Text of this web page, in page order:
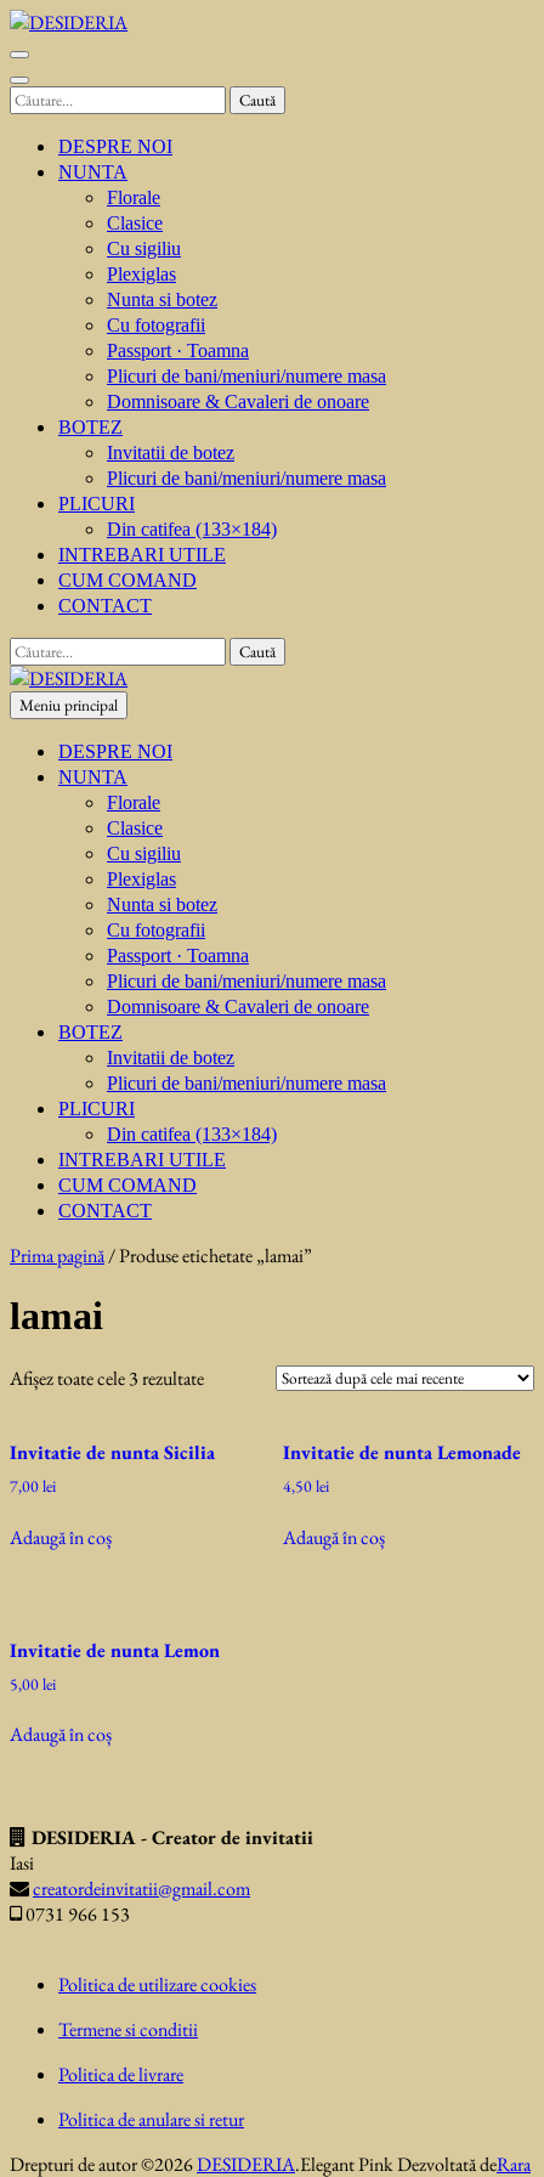
Sari
la
conținut
(apasă
Caută
DESPRE NOI
NUNTA
Florale
Clasice
Cu sigiliu
Plexiglas
Nunta si botez
Cu fotografii
Passport · Toamna
Plicuri de bani/meniuri/numere masa
Domnisoare & Cavaleri de onoare
BOTEZ
Invitatii de botez
Plicuri de bani/meniuri/numere masa
PLICURI
Din catifea (133×184)
INTREBARI UTILE
CUM COMAND
CONTACT
Caută
după:
DESIDERIA
Creator de invitati
Meniu principal
DESPRE NOI
NUNTA
Florale
Clasice
Cu sigiliu
Plexiglas
Nunta si botez
Cu fotografii
Passport · Toamna
Plicuri de bani/meniuri/numere masa
Domnisoare & Cavaleri de onoare
BOTEZ
Invitatii de botez
Plicuri de bani/meniuri/numere masa
PLICURI
Din catifea (133×184)
INTREBARI UTILE
CUM COMAND
CONTACT
Prima pagină/ Produse etichetate „lamai”
lamai
Afișez toate cele 3 rezultateSortat
mai
Invitatie de nunta Sicilia
7,00lei
Adaugă în coș
Invitatie de nunta Lemonade
4,50lei
Adaugă în coș
Invitatie de nunta Lemon
5,00lei
Adaugă în coș
DESIDERIA - Creator de invitatii
Iasi
creatordeinvitatii@gmail.com
0731 966 153
Politica de utilizare cookies
Termene si conditii
Politica de livrare
Politica de anulare si retur
Drepturi de autor ©2026DESIDERIA.Elegant PinkDezvoltată deRara